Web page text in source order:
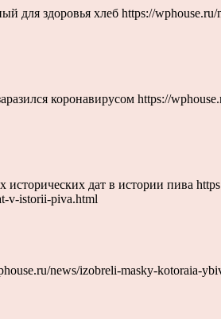
для здоровья хлеб https://
коронавирусом https://
дат в истории пива
v-istorii-piva.html
news/izobreli-masky-kotoraia-